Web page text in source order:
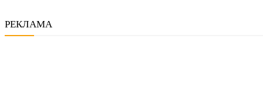
РЕКЛАМА